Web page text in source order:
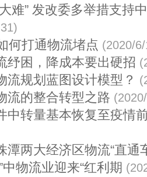
难” 发改委多举措支持
何打通物流堵点 (2020/
纾困，降成本要出硬招
流规划蓝图设计模型？
流的整合转型之路
中转量基本恢复至疫情
潭两大经济区物流“直通
物流业迎来“红利期